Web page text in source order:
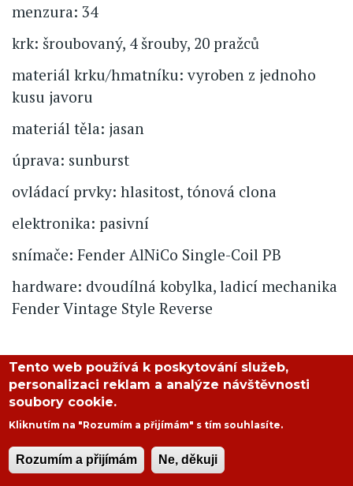
menzura: 34
krk: šroubovaný, 4 šrouby, 20 pražců
materiál krku/hmatníku: vyroben z jednoho
kusu javoru
materiál těla: jasan
úprava: sunburst
ovládací prvky: hlasitost, tónová clona
elektronika: pasivní
snímače: Fender AlNiCo Single-Coil PB
hardware: dvoudílná kobylka, ladicí mechanika
Fender Vintage Style Reverse
Petr Klementis
Tento web používá k poskytování služeb,
personalizaci reklam a analýze návštěvnosti
soubory cookie.
Kliknutím na "Rozumím a přijímám" s tím souhlasíte.
Rozumím a přijímám Ne, děkuji